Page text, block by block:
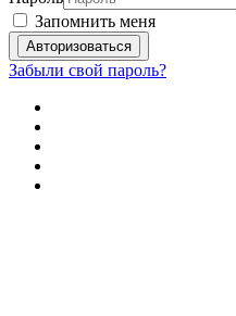
Запомнить меня
Забыли свой пароль?